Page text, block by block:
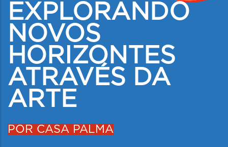
EXPLORANDO
NOVOS
HORIZONTES
ATRAVÉS DA
ARTE
POR CASA PALMA